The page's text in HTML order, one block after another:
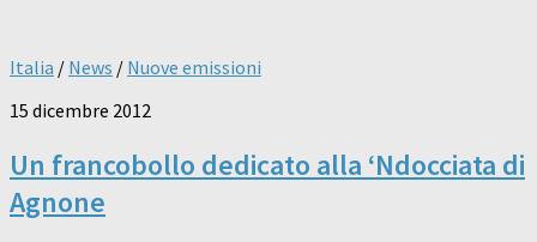
Italia / News / Nuove emissioni
15 dicembre 2012
Un francobollo dedicato alla ‘Ndocciata di
Agnone